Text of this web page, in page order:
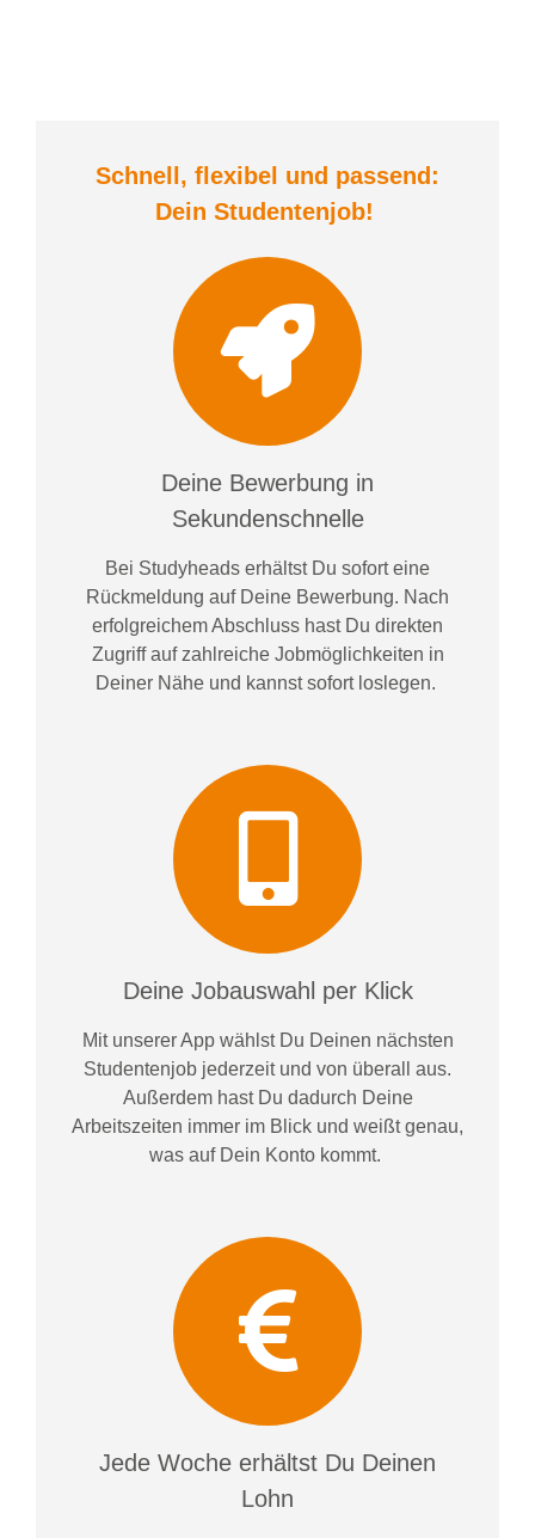
Schnell, flexibel und passend:
Dein Studentenjob!
Deine Bewerbung in
Sekundenschnelle
Bei Studyheads erhältst Du sofort eine
Rückmeldung auf Deine Bewerbung. Nach
erfolgreichem Abschluss hast Du direkten
Zugriff auf zahlreiche Jobmöglichkeiten in
Deiner Nähe und kannst sofort loslegen.
Deine Jobauswahl per Klick
Mit unserer App wählst Du Deinen nächsten
Studentenjob jederzeit und von überall aus.
Außerdem hast Du dadurch Deine
Arbeitszeiten immer im Blick und weißtgenau,
was auf Dein Konto kommt.
Jede Woche erhältst Du Deinen
Lohn